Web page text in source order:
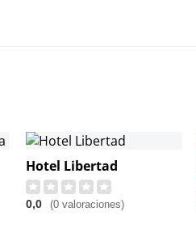
Hotel Libertad
0,0 (0 valoraciones)